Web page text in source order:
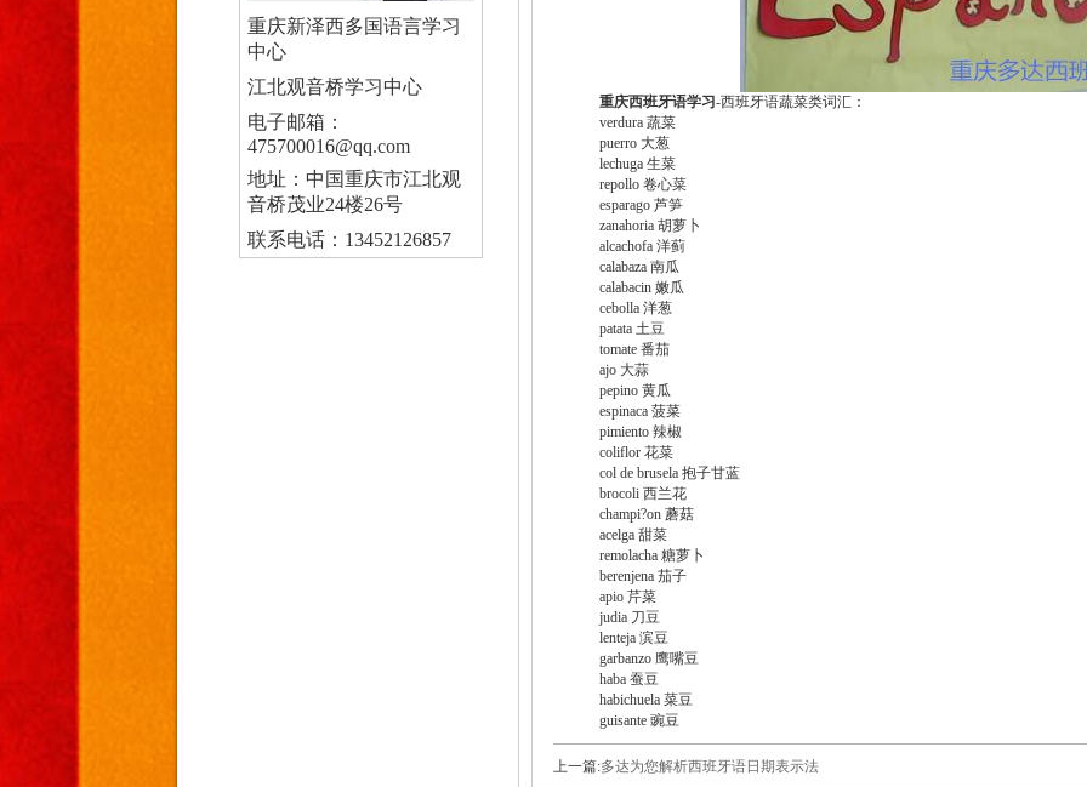
重庆新泽西多国语言学习
中心
江北观音桥学习中心
电子邮箱：
475700016@qq.com
地址：中国重庆市江北观
音桥茂业24楼26号
联系电话：13452126857
重庆西班牙语学习-西班牙语蔬菜类词汇：
verdura 蔬菜
puerro 大葱
lechuga 生菜
repollo 卷心菜
esparago 芦笋
zanahoria 胡萝卜
alcachofa 洋蓟
calabaza 南瓜
calabacin 嫩瓜
cebolla 洋葱
patata 土豆
tomate 番茄
ajo 大蒜
pepino 黄瓜
espinaca 菠菜
pimiento 辣椒
coliflor 花菜
col de brusela 抱子甘蓝
brocoli 西兰花
champi?on 蘑菇
acelga 甜菜
remolacha 糖萝卜
berenjena 茄子
apio 芹菜
judia 刀豆
lenteja 滨豆
garbanzo 鹰嘴豆
haba 蚕豆
habichuela 菜豆
guisante 豌豆
上一篇:多达为您解析西班牙语日期表示法